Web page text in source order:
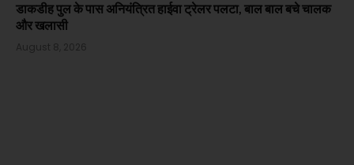
डाकडीह पुल के पास अनियंत्रित हाईवा ट्रेलर पलटा, बाल बाल बचे चालक
और खलासी
August 8, 2026